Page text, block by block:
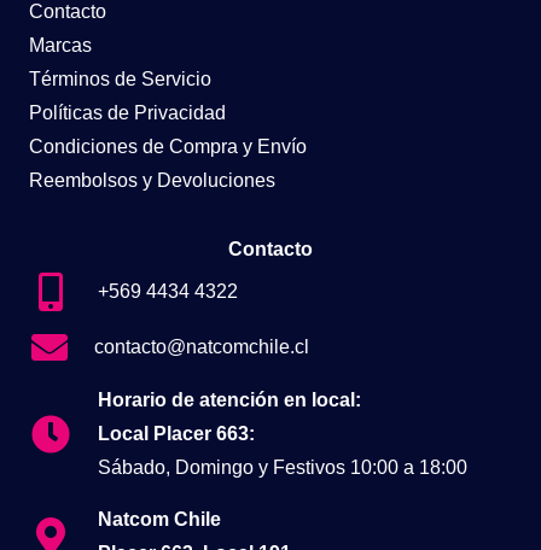
Contacto
Marcas
Términos de Servicio
Políticas de Privacidad
Condiciones de Compra y Envío
Reembolsos y Devoluciones
Contacto
+569 4434 4322
contacto@natcomchile.cl
Horario de atención en local:
Local Placer 663:
Sábado, Domingo y Festivos 10:00 a 18:00
Natcom Chile